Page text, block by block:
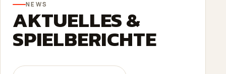
NEWS
AKTUELLES &
SPIELBERICHTE